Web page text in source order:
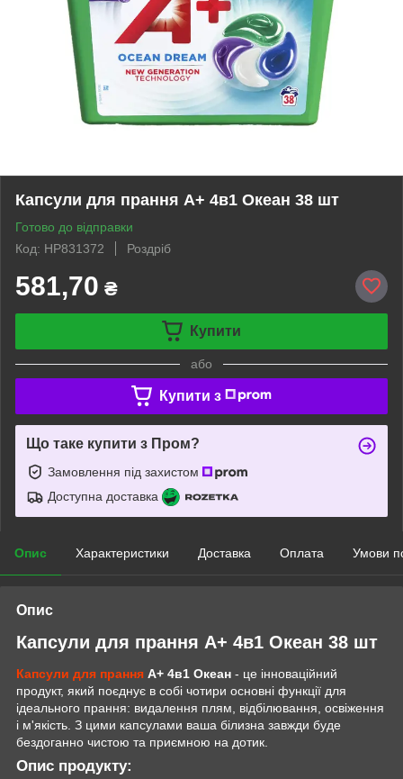
Капсули для прання А+ 4в1 Океан 38 шт
Готово до відправки
Код: HP831372
Роздріб
581,70 ₴
Купити
або
Купити з
Що таке купити з Пром?
Замовлення під захистом
Доступна доставка
Опис Характеристики Доставка Оплата Умови
Опис
Капсули для прання А+ 4в1 Океан 38 шт
Капсули для прання А+ 4в1 Океан - це інноваційний
продукт, який поєднує в собі чотири основні функції для
ідеального прання: видалення плям, відбілювання, освіження
і м'якість. З цими капсулами ваша білизна завжди буде
бездоганно чистою та приємною на дотик.
Опис продукту: